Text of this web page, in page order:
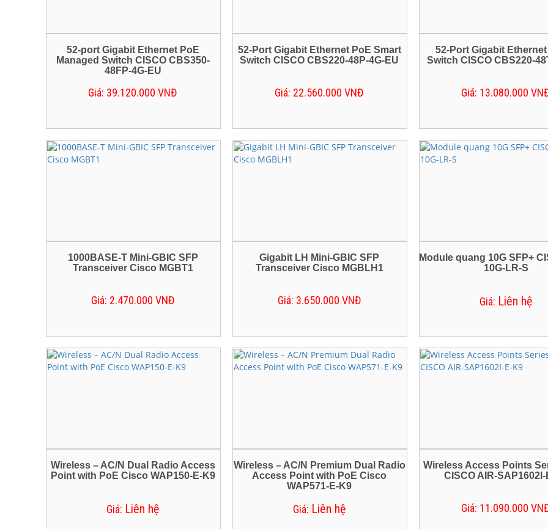
52-port Gigabit Ethernet PoE
Managed Switch CISCO CBS350-
48FP-4G-EU
Giá: 39.120.000 VNĐ
52-Port Gigabit Ethernet PoE Smart
Switch CISCO CBS220-48P-4G-EU
Giá: 22.560.000 VNĐ
52-Port Gigabit
Switch CISCO CBS220-
Giá: 13.080.000
1000BASE-T Mini-GBIC SFP
Transceiver Cisco MGBT1
Giá: 2.470.000 VNĐ
Gigabit LH Mini-GBIC SFP
Transceiver Cisco MGBLH1
Giá: 3.650.000 VNĐ
Module quang 10G SFP+
10G-LR-S
Giá: Liên hệ
Wireless – AC/N Dual Radio Access
Point with PoE Cisco WAP150-E-K9
Giá: Liên hệ
Wireless – AC/N Premium Dual Radio
Access Point with PoE Cisco
WAP571-E-K9
Giá: Liên hệ
Wireless Access Points
CISCO AIR-SAP1602I-
Giá: 11.090.000